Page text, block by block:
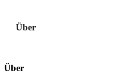
Über
Über